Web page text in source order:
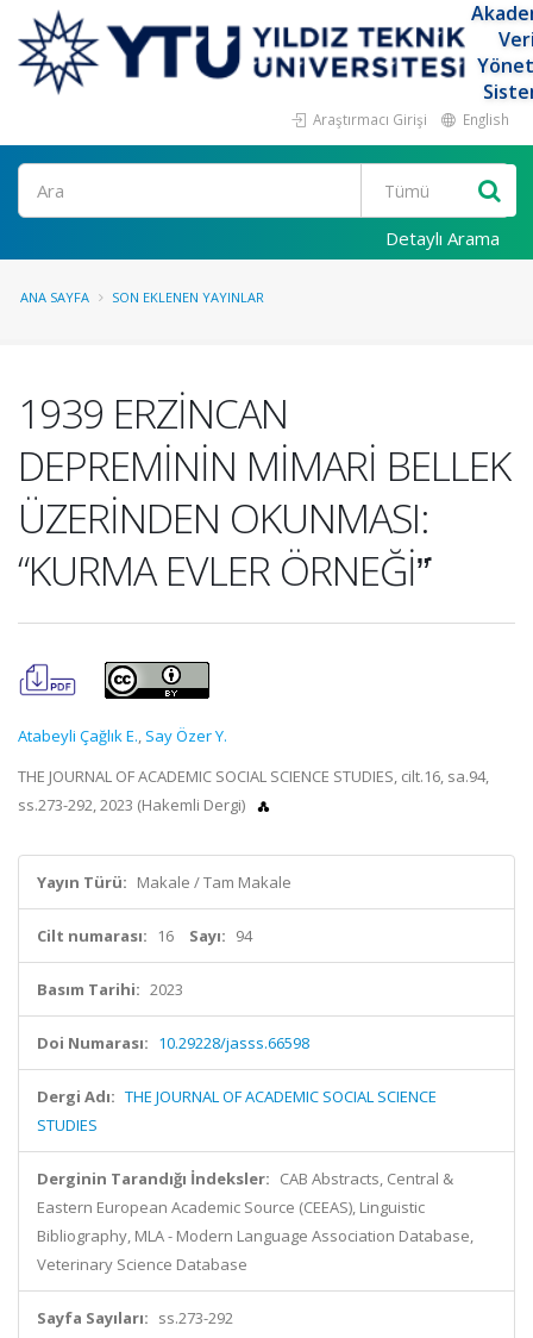
Araştırmacı Girişi English
Ara
Detaylı Arama
ANA SAYFA SON EKLENEN YAYINLAR
1939 ERZİNCAN
DEPREMİNİN MİMARİ BELLEK
ÜZERİNDEN OKUNMASI:
“KURMA EVLER ÖRNEĞİ”̇
Atabeyli Çağlık E., Say Özer Y.
THE JOURNAL OF ACADEMIC SOCIAL SCIENCE STUDIES, cilt.16, sa.94,
ss.273-292, 2023 (Hakemli Dergi)
Yayın Türü: Makale / Tam Makale
Cilt numarası: 16 Sayı: 94
Basım Tarihi: 2023
Doi Numarası: 10.29228/jasss.66598
Dergi Adı: THE JOURNAL OF ACADEMIC SOCIAL SCIENCE
STUDIES
Derginin Tarandığı İndeksler: CAB Abstracts, Central &
Eastern European Academic Source (CEEAS), Linguistic
Bibliography, MLA - Modern Language Association Database,
Veterinary Science Database
Sayfa Sayıları: ss.273-292